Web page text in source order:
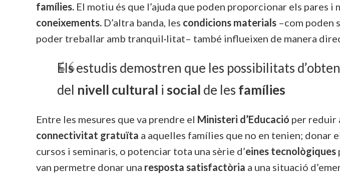
famílies. El motiu és que l’ajuda que poden proporcionar els pares
coneixements. D’altra banda, les condicions materials –com poden
poder treballar amb tranquil·litat– també influeixen de manera
Els estudis demostren que les possibilitats
del nivell cultural i social de les famílies
Entre les mesures que va prendre el Ministeri d’Educació per reduir
connectivitat gratuïta a aquelles famílies que no en tenien; donar
cursos i seminaris, o potenciar tota una sèrie d’eines tecnològiques
van permetre donar una resposta satisfactòria a una situació